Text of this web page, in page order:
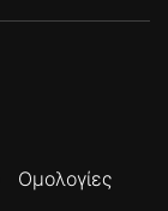
Ομολογίες